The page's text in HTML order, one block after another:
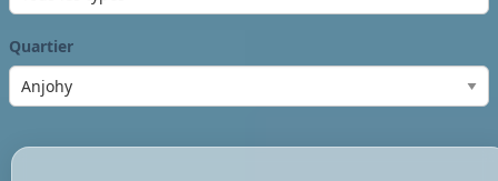
Quartier